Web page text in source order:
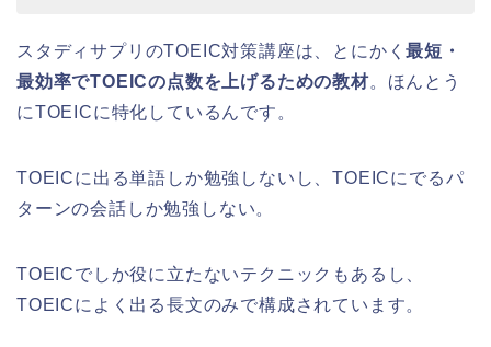
スタディサプリのTOEIC対策講座は、とにかく最短・
最効率でTOEICの点数を上げるための教材。ほんとう
にTOEICに特化しているんです。
TOEICに出る単語しか勉強しないし、TOEICにでるパ
ターンの会話しか勉強しない。
TOEICでしか役に立たないテクニックもあるし、
TOEICによく出る長文のみで構成されています。